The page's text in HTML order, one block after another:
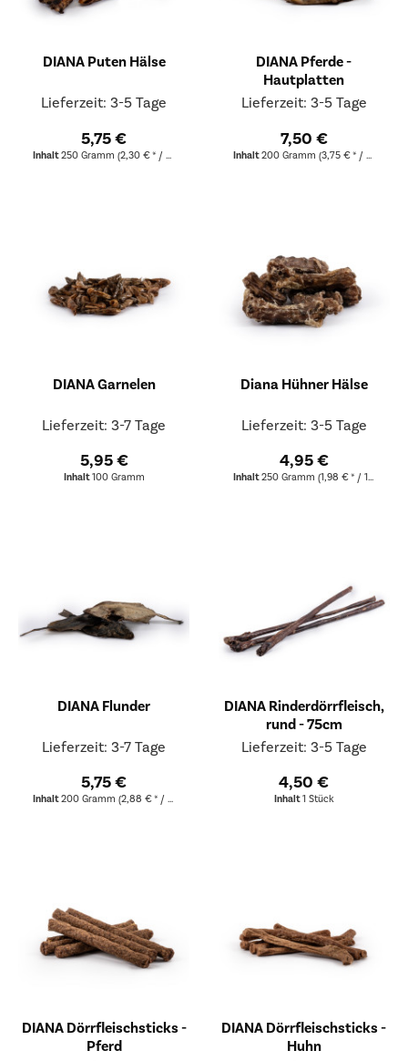
DIANA Puten Hälse
Lieferzeit: 3-5 Tage
5,75 €
Inhalt250 Gramm(2,30 € * / 100 Gramm)
DIANA Pferde -
Hautplatten
Lieferzeit: 3-5 Tage
7,50 €
Inhalt200 Gramm (3,75 € * / 100 Gramm)
DIANA Garnelen
Lieferzeit: 3-7 Tage
5,95 €
Inhalt100 Gramm
Diana Hühner Hälse
Lieferzeit: 3-5 Tage
4,95 €
Inhalt250 Gramm (1,98 € * / 100 Gramm)
DIANA Flunder
Lieferzeit: 3-7 Tage
5,75 €
Inhalt200 Gramm(2,88 € * / 100 Gramm)
DIANA Rinderdörrfleisch,
rund - 75cm
Lieferzeit: 3-5 Tage
4,50 €
Inhalt1 Stück
DIANA Dörrfleischsticks -
Pferd
DIANA Dörrfleischsticks -
Huhn